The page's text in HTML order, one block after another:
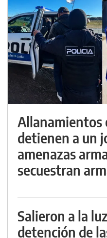
Allanamientos
detienen a un
amenazas
secuestran
Salieron a la
detención de